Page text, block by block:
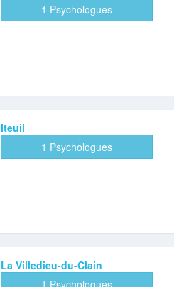
1 Psychologues
Iteuil
1 Psychologues
La Villedieu-du-Clain